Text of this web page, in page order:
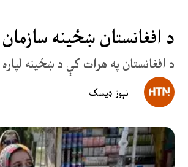
د افغانستان ښځینه
د افغانستان په هرات کې د ښځینه
نېوز ډیسک